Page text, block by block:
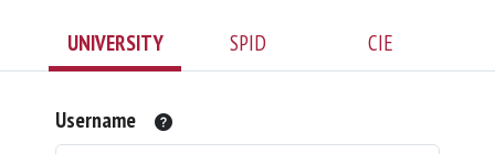
UNIVERSITY SPID CIE
Username